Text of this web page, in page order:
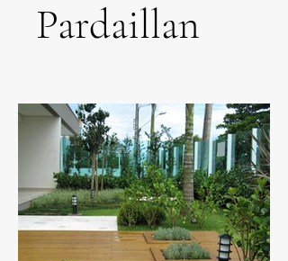
Pardaillan